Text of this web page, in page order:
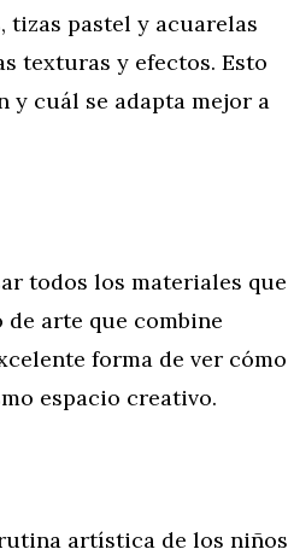
pastel y acuarelas
texturas y efectos. Esto
cuál se adapta mejor a
todos los materiales que
de arte que combine
forma de ver cómo
espacio creativo.
artística de los niños